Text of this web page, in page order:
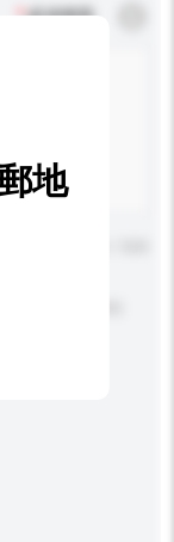
*必須填寫
地